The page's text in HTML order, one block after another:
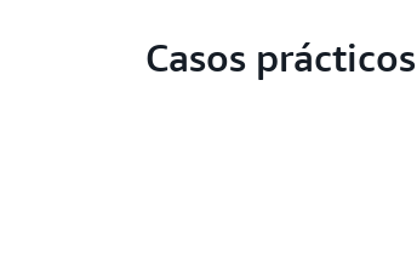
Casos prácticos